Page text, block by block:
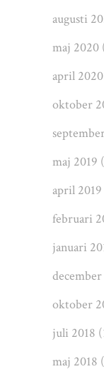
augusti
maj 2020
april 2020
oktober
maj 2019
april 2019
februari
januari
oktober
juli 2018
maj 2018